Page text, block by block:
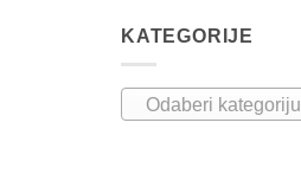
KATEGORIJE
Odaberi kategoriju